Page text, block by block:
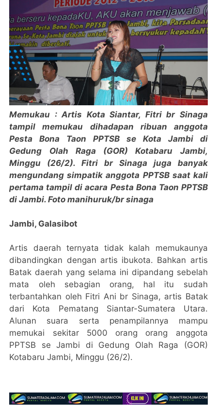
Memukau : Artis Kota Siantar, Fitri br Sinaga
tampil memukau dihadapan ribuan anggota
Pesta Bona Taon PPTSB se Kota Jambi di
Gedung Olah Raga (GOR) Kotabaru Jambi,
Minggu (26/2). Fitri br Sinaga juga banyak
mengundang simpatik anggota PPTSB saat kali
pertama tampil di acara Pesta Bona Taon PPTSB
di Jambi. Foto manihuruk/br sinaga
Jambi, Galasibot
Artis daerah ternyata tidak kalah memukaunya
dibandingkan dengan artis ibukota. Bahkan artis
Batak daerah yang selama ini dipandang sebelah
mata oleh sebagian orang, hal itu sudah
terbantahkan oleh Fitri Ani br Sinaga, artis Batak
dari Kota Pematang Siantar-Sumatera Utara.
Alunan suara serta penampilannya mampu
memukai sekitar 5000 orang orang anggota
PPTSB se Jambi di Gedung Olah Raga (GOR)
Kotabaru Jambi, Minggu (26/2).